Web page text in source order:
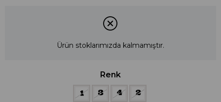
Ürün stoklarımızda kalmamıştır.
Renk